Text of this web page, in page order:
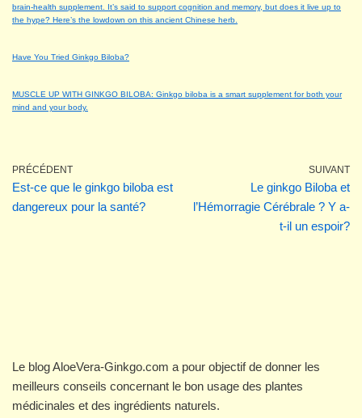
brain-health supplement. It’s said to support cognition and memory, but does it live up to
the hype? Here’s the lowdown on this ancient Chinese herb.
Have You Tried Ginkgo Biloba?
MUSCLE UP WITH GINKGO BILOBA: Ginkgo biloba is a smart supplement for both your
mind and your body.
PRÉCÉDENT
Est-ce que le ginkgo biloba est
dangereux pour la santé?
SUIVANT
Le ginkgo Biloba et
l’Hémorragie Cérébrale ? Y a-
t-il un espoir?
Le blog AloeVera-Ginkgo.com a pour objectif de donner les
meilleurs conseils concernant le bon usage des plantes
médicinales et des ingrédients naturels.